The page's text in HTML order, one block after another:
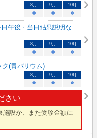
8 月 9 月 10月
○ ○ ○
午後・当日結果説明な
8 月 9 月 10月
○ ○ ○
ク(胃バリウム)
さい
設か、また受診金額に
8 月 9 月 10月
○ ○ ○